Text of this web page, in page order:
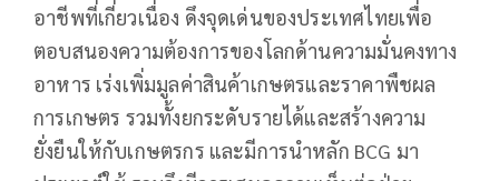
อาชีพที่เกี่ยวเนื่อง ดึงจุดเด่นของประเทศไทยเพื่อ
ตอบสนองความต้องการของโลกด้านความมั่นคงทาง
อาหาร เร่งเพิ่มมูลค่าสินค้าเกษตรและราคาพืชผล
การเกษตร รวมทั้งยกระดับรายได้และสร้างความ
ยั่งยืนให้กับเกษตรกร และมีการนำหลัก BCG มา